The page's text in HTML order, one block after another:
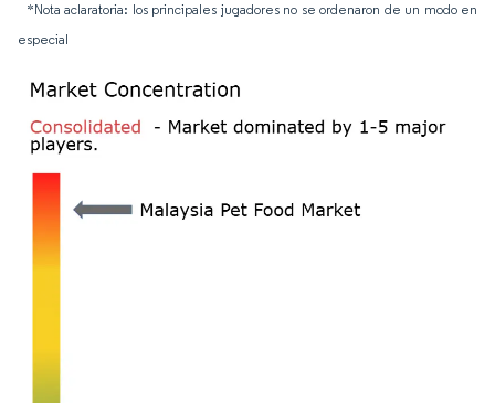
*Nota aclaratoria: los principales jugadores no se ordenaron de un modo en
especial